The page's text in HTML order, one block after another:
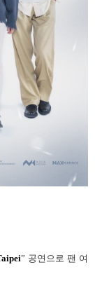
” 공연으로 팬 여